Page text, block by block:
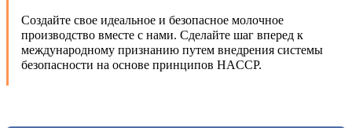
Создайте свое идеальное и безопасное молочное
производство вместе с нами. Сделайте шаг вперед к
международному признанию путем внедрения системы
безопасности на основе принципов HACCP.